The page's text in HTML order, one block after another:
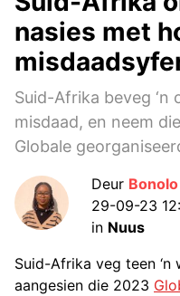
nasies met
Suid-Afrika beveg
misdaad, en neem
Globale
Deur
29-09-23
in Nuus
Suid-Afrika veg teen
aangesien die 2023